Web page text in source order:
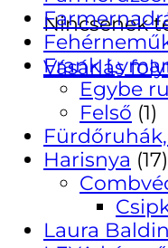
Nincsenek
Vásárlás
Frank
Egybe
Felső (1)
Harisnya (17)
Laura